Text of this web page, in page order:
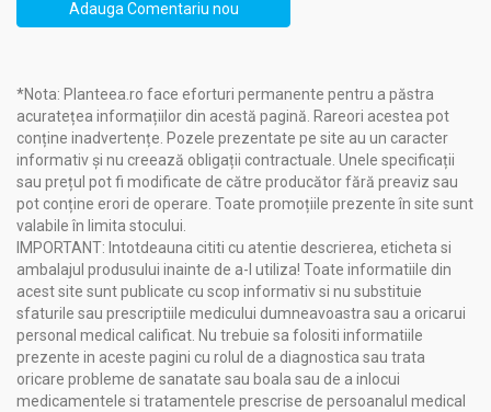
Diminuează pofta de mâncare între mese
Contribuie la controlul aportului caloric
Îmbunătățește digestia grăsimilor și carbohidraților
Susține metabolismul energetic în diete hipocalorice
Oferă aport de antioxidanți vegetali
Ajută la menținerea confortului digestiv
Indicații:
Exces ponderal și acumulare de grăsime abdominală
Digestie lentă și balonare
Constipație funcțională ocazională
Retenție de apă
Cure detox și drenaj metabolic
Diete hipocalorice
Metabolism încetinit
Senzație frecventă de foame
Adauga Comentariu nou
*Nota: Planteea.ro face eforturi permanente pentru a păstra
acuratețea informațiilor din acestă pagină. Rareori acestea pot
conține inadvertențe. Pozele prezentate pe site au un caracter
informativ și nu creează obligații contractuale. Unele specificații
sau prețul pot fi modificate de către producător fără preaviz sau
pot conține erori de operare. Toate promoțiile prezente în site sunt
valabile în limita stocului.
IMPORTANT: Intotdeauna cititi cu atentie descrierea, eticheta si
ambalajul produsului inainte de a-l utiliza! Toate informatiile din
acest site sunt publicate cu scop informativ si nu substituie
sfaturile sau prescriptiile medicului dumneavoastra sau a oricarui
personal medical calificat. Nu trebuie sa folositi informatiile
prezente in aceste pagini cu rolul de a diagnostica sau trata
oricare probleme de sanatate sau boala sau de a inlocui
medicamentele si tratamentele prescrise de persoanalul medical